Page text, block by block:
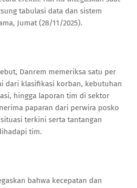
tabulasi data dan sistem
Jumat (28/11/2025).
Danrem memeriksa satu per
dari klasifikasi korban, kebutuhan
hingga laporan tim di sektor
paparan dari perwira posko
terkini serta tantangan
tim.
bahwa kecepatan dan